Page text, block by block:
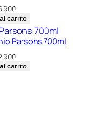
carrito
Parsons 700ml
carrito